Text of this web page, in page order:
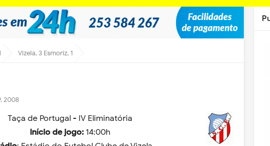
Vizela, 3 Esmoriz, 1
2008
Taça de Portugal - IV Eliminatória
Início de jogo: 14:00h